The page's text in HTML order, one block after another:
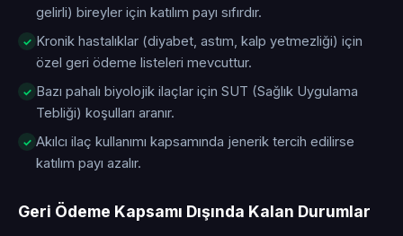
gelirli) bireyler için katılım payı sıfırdır.
Kronik hastalıklar (diyabet, astım, kalp yetmezliği) için
özel geri ödeme listeleri mevcuttur.
Bazı pahalı biyolojik ilaçlar için SUT (Sağlık Uygulama
Tebliği) koşulları aranır.
Akılcı ilaç kullanımı kapsamında jenerik tercih edilirse
katılım payı azalır.
Geri Ödeme Kapsamı Dışında Kalan Durumlar